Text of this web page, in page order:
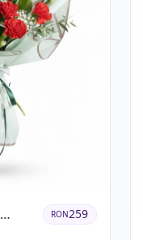
RON259